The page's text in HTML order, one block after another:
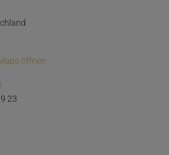
öffnen
23